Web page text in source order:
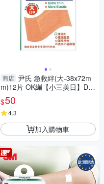
商店 尹氏 急救絆(大-38x72m
m)12片 OK繃【小三美日】DS
011007
$50
4.3
加入購物車